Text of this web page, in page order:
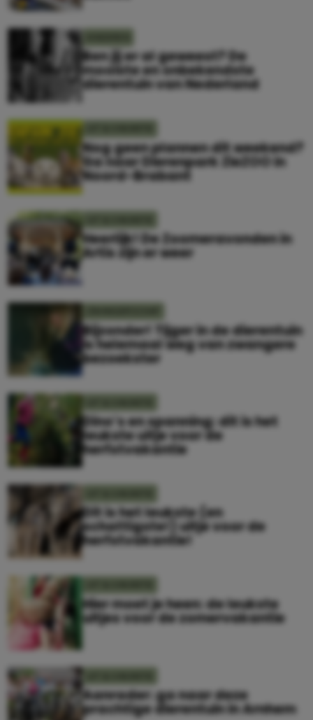
Ben jij er al geweest? De
mooiste en onbekendste
dierentuin van Nederland
Nog geen plannen dit weekend?
Ga naar Dierenpark ZieZOO in
Noord-Brabant
Heerlijk! De Zoomeravonden in
Artis zijn er weer
Bijzonder! Tijger in de dierentuin
is helemaal weg van zwangere
bezoekster
Dino’s en spanning: dit is het
leukste uitje voor de
herfstvakantie
Dit is het leukste (en
schattigste!) uitje voor de
herfstvakantie!
Hier moet je heen: de leukste
uitjes voor de zomervakantie
Aanrader: ga naar deze
prachtige dierentuin in Arnhem